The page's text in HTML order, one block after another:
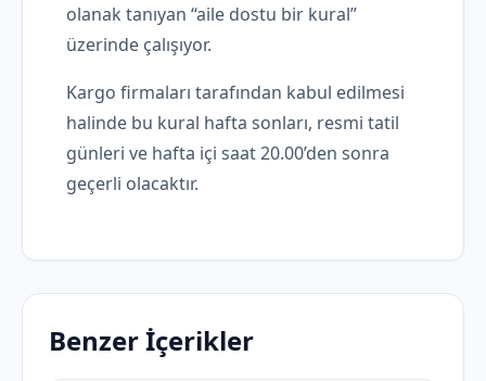
olanak tanıyan “aile dostu bir kural”
üzerinde çalışıyor.
Kargo firmaları tarafından kabul edilmesi
halinde bu kural hafta sonları, resmi tatil
günleri ve hafta içi saat 20.00’den sonra
geçerli olacaktır.
Benzer İçerikler